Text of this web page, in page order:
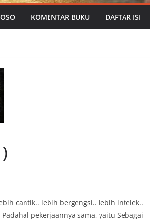
KOMENTAR BUKU DAFTAR ISI
cantik.. lebih bergengsi.. lebih intelek..
pekerjaannya sama, yaitu Sebagai